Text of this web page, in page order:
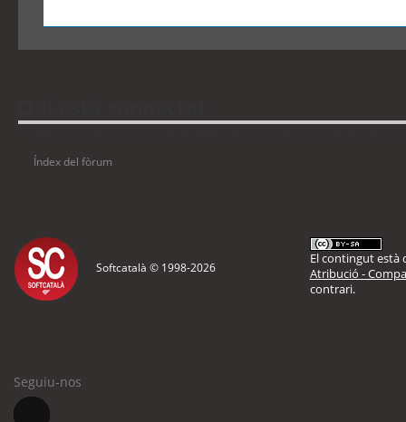
Índex del fòrum
Softcatalà © 1998-2026
El contingut està
Atribució -
contrari.
Seguiu-nos